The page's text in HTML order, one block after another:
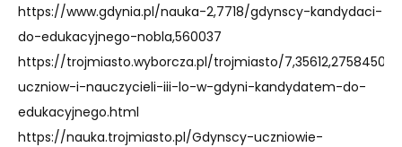
https://www.gdynia.pl/nauka-2,7718/gdynscy-kandydaci-
do-edukacyjnego-nobla,560037
https://trojmiasto.wyborcza.pl/trojmiasto/
uczniow-i-nauczycieli-iii-lo-w-gdyni-kandydatem-do-
edukacyjnego.html
https://nauka.trojmiasto.pl/Gdynscy-uczniowie-